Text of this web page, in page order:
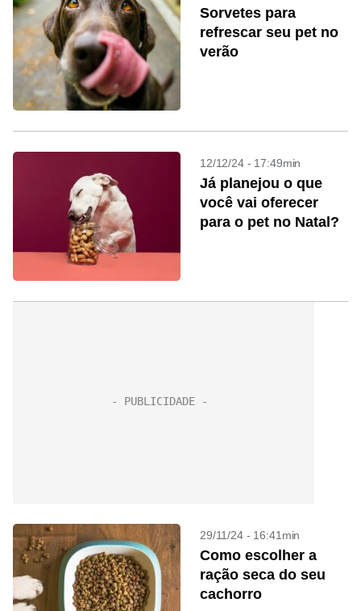
Sorvetes para
refrescar seu pet no
verão
12/12/24 - 17:49min
Já planejou o que
você vai oferecer
para o pet no Natal?
29/11/24 - 16:41min
Como escolher a
ração seca do seu
cachorro